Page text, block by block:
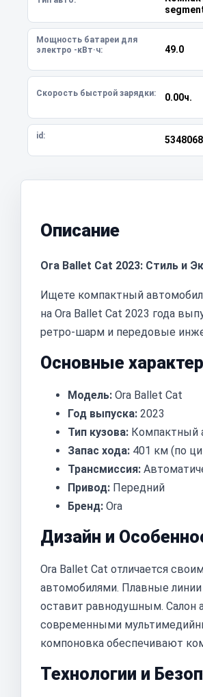
Мощность батареи для
электро -кВт·ч:
49.0
Скорость быстрой зарядки: 0.00ч.
id:
Описание
Ora Ballet Cat 2023: Стиль и
Ищете компактный
на Ora Ballet Cat 2023 года
ретро-шарм и передовые
Основные
Модель: Ora Ballet Cat
Год выпуска: 2023
Тип кузова: Компактный
Запас хода: 401 км (по
Трансмиссия:
Привод: Передний
Бренд: Ora
Дизайн и
Ora Ballet Cat отличается
автомобилями. Плавные
оставит равнодушным. Салон
современными
компоновка обеспечивают
Технологии и